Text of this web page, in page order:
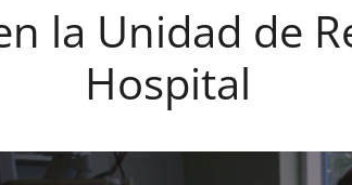
la Unidad de
Hospital